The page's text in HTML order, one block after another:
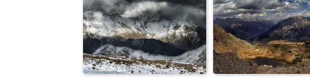
Облака... Горы.